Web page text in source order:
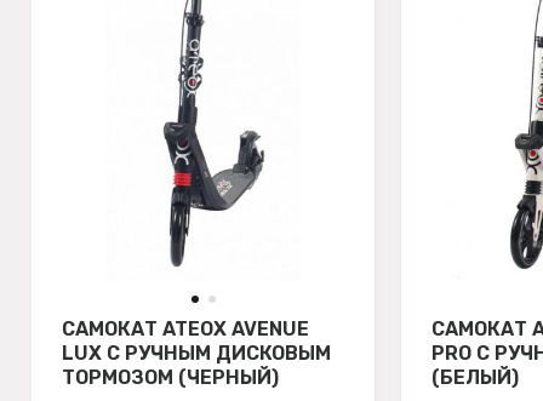
САМОКАТ ATEOX AVENUE
LUX С РУЧНЫМ ДИСКОВЫМ
ТОРМОЗОМ (ЧЕРНЫЙ)
САМОКАТ
PRO С
(БЕЛЫЙ)